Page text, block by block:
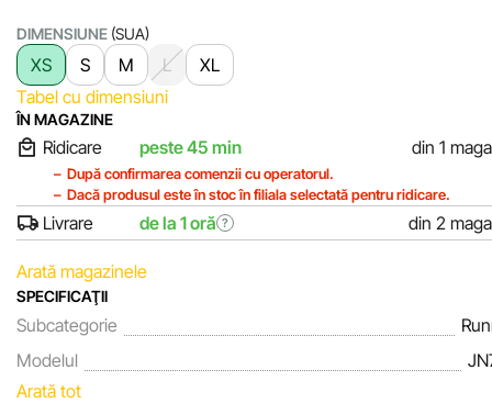
DIMENSIUNE (SUA)
XS S M L
XL
Tabel cu dimensiuni
ÎN MAGAZINE
Ridicare peste 45 min din 1
După confirmarea comenzii cu operatorul.
Dacă produsul este în stoc în filiala selectată pentru ridicare.
Livrare de la 1 oră ? din 2
Arată magazinele
SPECIFICAŢII
Subcategorie
Modelul
Arată tot